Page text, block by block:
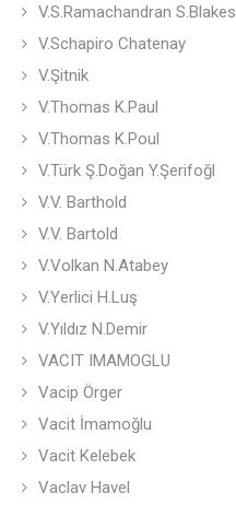
V.S.Ramachandran S.Blakes
V.Schapiro Chatenay
V.Şitnik
V.Thomas K.Paul
V.Thomas K.Poul
V.Türk Ş.Doğan Y.Şerifoğl
V.V. Barthold
V.V. Bartold
V.Volkan N.Atabey
V.Yerlici H.Luş
V.Yıldız N.Demir
VACIT IMAMOGLU
Vacip Örger
Vacit İmamoğlu
Vacit Kelebek
Vaclav Havel